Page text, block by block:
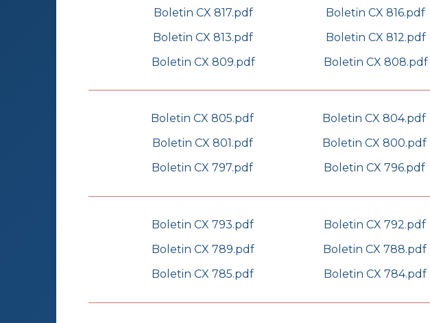
Boletin CX 817.pdf Boletin CX 816.pdf
Boletin CX 813.pdf
Boletin CX 812.pdf
Boletin CX 809.pdf
Boletin CX 808.pdf
Boletin CX 805.pdf Boletin CX 804.pdf
Boletin CX 801.pdf
Boletin CX 800.pdf
Boletin CX 797.pdf
Boletin CX 796.pdf
Boletin CX 793.pdf Boletin CX 792.pdf
Boletin CX 789.pdf
Boletin CX 788.pdf
Boletin CX 785.pdf
Boletin CX 784.pdf